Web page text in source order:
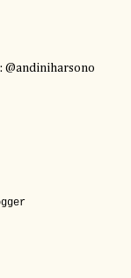
@andiniharsono